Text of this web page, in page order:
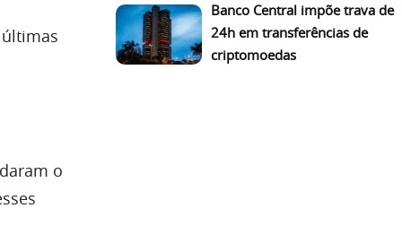
o
Banco Central impõe trava de
24h em transferências de
criptomoedas